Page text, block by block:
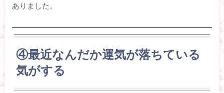
ありました。
④最近なんだか運気が落ちている
気がする